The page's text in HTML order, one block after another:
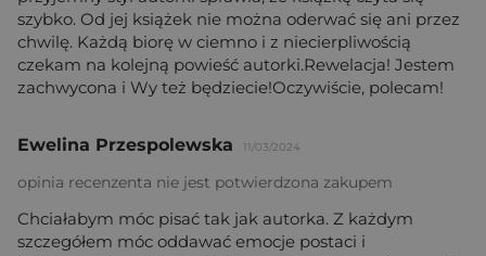
szybko. Od jej książek nie można oderwać się ani przez
chwilę. Każdą biorę w ciemno i z niecierpliwością
czekam na kolejną powieść autorki.Rewelacja! Jestem
zachwycona i Wy też będziecie!Oczywiście, polecam!
Ewelina Przespolewska 11/03/2024
opinia recenzenta nie jest potwierdzona zakupem
Chciałabym móc pisać tak jak autorka. Z każdym
szczegółem móc oddawać emocje postaci i